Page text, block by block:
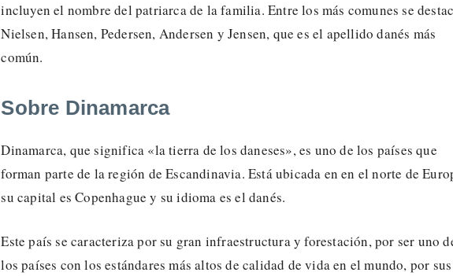
incluyen el nombre del patriarca de la familia. Entre los más comunes se
Nielsen, Hansen, Pedersen, Andersen y Jensen, que es el apellido danés más
común.
Sobre Dinamarca
Dinamarca, que significa «la tierra de los daneses», es uno de los países que
forman parte de la región de Escandinavia. Está ubicada en en el norte de
su capital es Copenhague y su idioma es el danés.
Este país se caracteriza por su gran infraestructura y forestación, por ser uno
los países con los estándares más altos de calidad de vida en el mundo, por sus